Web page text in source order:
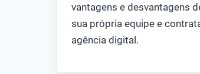
vantagens e desvantagens
sua própria equipe e
agência digital.